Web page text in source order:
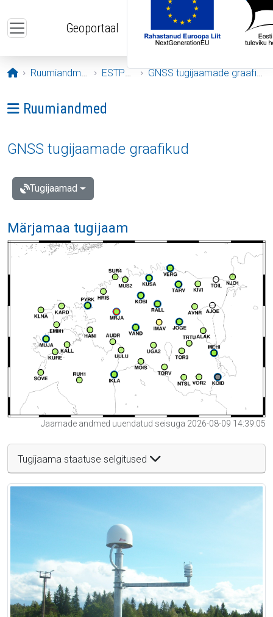
Geoportaal
Avaleht
Ruumiandmed ESTPOS GNSS tugijaamade graafikud
Ava menüü: Ruumiandmed
Ruumiandmed
GNSS tugijaamade graafikud
Tugijaamad
Märjamaa tugijaam
Jaamade andmed uuendatud seisuga 2026-08-09 14:39:05
Tugijaama staatuse selgitused